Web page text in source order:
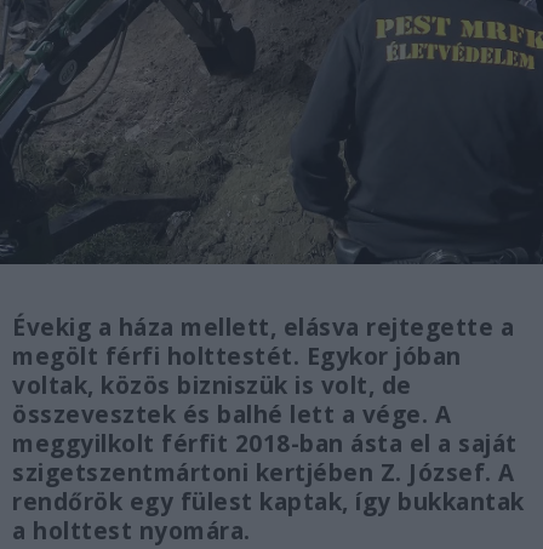
Évekig a háza mellett, elásva rejtegette a
megölt férfi holttestét. Egykor jóban
voltak, közös bizniszük is volt, de
összevesztek és balhé lett a vége. A
meggyilkolt férfit 2018-ban ásta el a saját
szigetszentmártoni kertjében Z. József. A
rendőrök egy fülest kaptak, így bukkantak
a holttest nyomára.